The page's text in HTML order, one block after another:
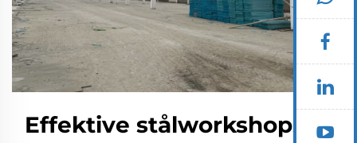
Effektive stålworkshops til